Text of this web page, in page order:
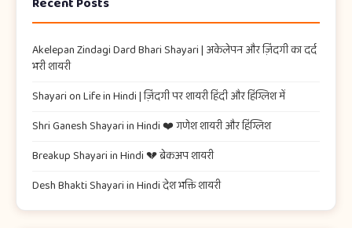
Akelepan Zindagi Dard Bhari Shayari​ | अकेलेपन और ज़िंदगी का दर्द
भरी शायरी
Shayari on Life in Hindi | ज़िंदगी पर शायरी हिंदी और हिंग्लिश में
Shri Ganesh Shayari in Hindi ❤️ गणेश शायरी और हिंग्लिश
Breakup Shayari in Hindi 💔 ब्रेकअप शायरी
Desh Bhakti Shayari in Hindi देश भक्ति शायरी